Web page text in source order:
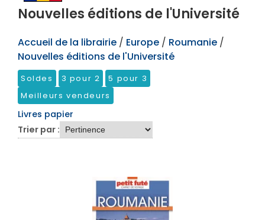
Nouvelles éditions de l'Université
Accueil de la librairie / Europe / Roumanie /
Nouvelles éditions de l'Université
Soldes 3 pour 2
5 pour 3
Meilleurs vendeurs
Livres papier
Trier par :